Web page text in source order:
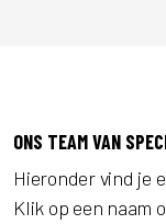
ONS TEAM VAN
Hieronder vind je
Klik op een naam